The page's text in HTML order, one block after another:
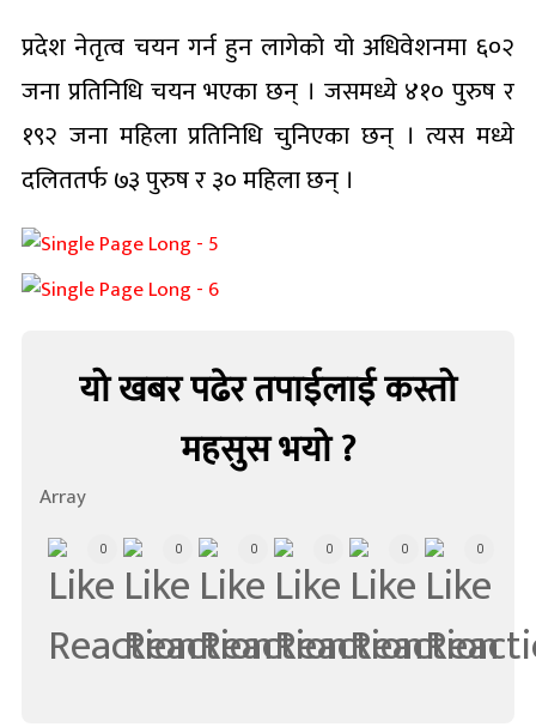
प्रदेश नेतृत्व चयन गर्न हुन लागेको यो अधिवेशनमा ६०२
जना प्रतिनिधि चयन भएका छन् । जसमध्ये ४१० पुरुष र
१९२ जना महिला प्रतिनिधि चुनिएका छन् । त्यस मध्ये
दलिततर्फ ७३ पुरुष र ३० महिला छन् ।
यो खबर पढेर तपाईलाई कस्तो
महसुस भयो ?
Array
0 0 0 0 0 0